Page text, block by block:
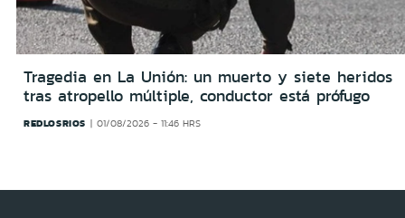
Tragedia en La Unión: un muerto y siete heridos
tras atropello múltiple, conductor está prófugo
REDLOSRIOS 01/08/2026 - 11:46 HRS